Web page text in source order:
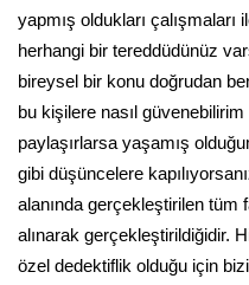
yapmış oldukları
herhangi bir tereddüdünüz
bireysel bir konu doğrudan
bu kişilere nasıl
paylaşırlarsa yaşamış
gibi düşüncelere
alanında gerçekleştirilen tüm
alınarak gerçekleştirildiğidir.
özel dedektiflik olduğu için